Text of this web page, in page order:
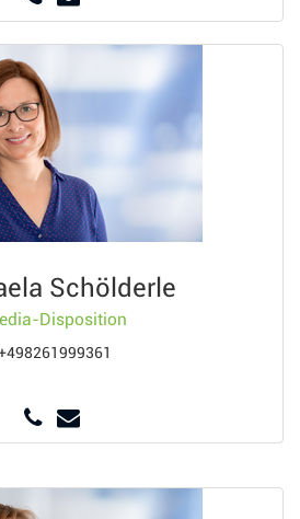
Schölderle
Disposition